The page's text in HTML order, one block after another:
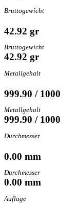
Bruttogewicht
42.92 gr
Bruttogewicht
42.92 gr
Metallgehalt
999.90 / 1000
Metallgehalt
999.90 / 1000
Durchmesser
0.00 mm
Durchmesser
0.00 mm
Auflage